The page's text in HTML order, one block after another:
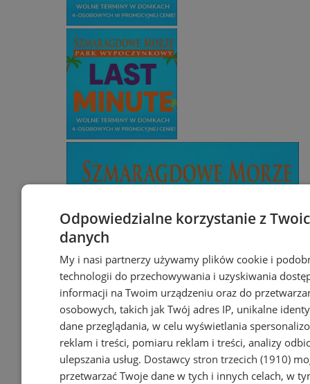
Odpowiedzialne korzystanie z
danych
My i nasi partnerzy używamy plików cookie i
technologii do przechowywania i uzyskiwania
informacji na Twoim urządzeniu oraz do
osobowych, takich jak Twój adres IP, unikalne
dane przeglądania, w celu wyświetlania
reklam i treści, pomiaru reklam i treści, analizy
ulepszania usług. Dostawcy stron trzecich (1910)
przetwarzać Twoje dane w tych i innych celach, w